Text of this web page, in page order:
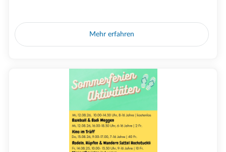
Mehr erfahren